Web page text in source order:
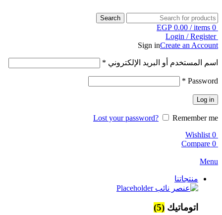
Search
0
items
/
EGP 0.00
Login / Register
Sign inCreate an Account
اسم المستخدم أو البريد الإلكتروني *
Password
*
Log in
Lost your password?
Remember me
0
Wishlist
0
Compare
Menu
منتجاتنا
اتوماتيك (5)